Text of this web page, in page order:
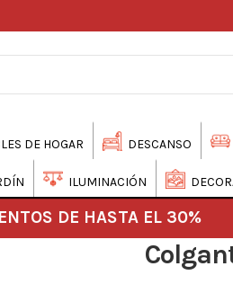
DE HOGAR DESCANSO
ILUMINACIÓN
DE HASTA EL 30%